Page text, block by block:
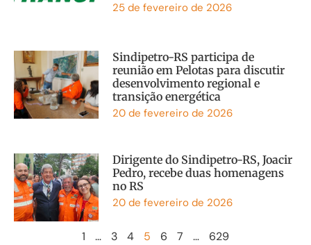
25 de fevereiro de 2026
Sindipetro-RS participa de
reunião em Pelotas para discutir
desenvolvimento regional e
transição energética
20 de fevereiro de 2026
Dirigente do Sindipetro-RS, Joacir
Pedro, recebe duas homenagens
no RS
20 de fevereiro de 2026
1 … 3 4 5 6 7 … 629